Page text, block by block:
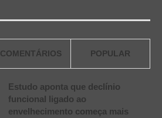
COMENTÁRIOS POPULAR
Estudo aponta que declínio
funcional ligado ao
envelhecimento começa mais